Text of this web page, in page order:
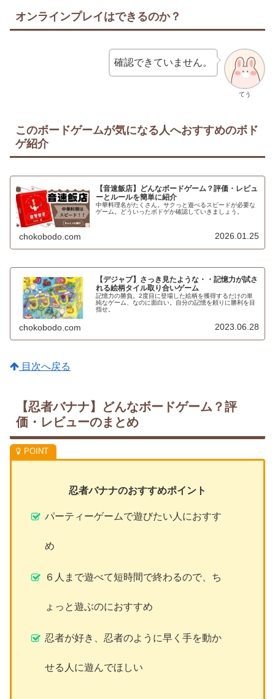
オンラインプレイはできるのか？
てう
確認できていません。
このボードゲームが気になる人へおすすめのボド
ゲ紹介
【音速飯店】どんなボードゲーム？評価・レビュ
ーとルールを簡単に紹介
中華料理名がたくさん。サクっと遊べるスピードが必要な
ゲーム。どういったボドゲか確認していきましょう。
chokobodo.com 2026.01.25
【デジャブ】さっき見たような・・記憶力が試さ
れる絵柄タイル取り合いゲーム
記憶力の勝負。2度目に登場した絵柄を獲得するだけの単
純なゲーム、なのに面白い。自分の記憶を頼りに勝利を目
指せ。
chokobodo.com 2023.06.28
目次へ戻る
【忍者バナナ】どんなボードゲーム？評
価・レビューのまとめ
忍者バナナのおすすめポイント
パーティーゲームで遊びたい人におすす
め
６人まで遊べて短時間で終わるので、ち
ょっと遊ぶのにおすすめ
忍者が好き、忍者のように早く手を動か
せる人に遊んでほしい